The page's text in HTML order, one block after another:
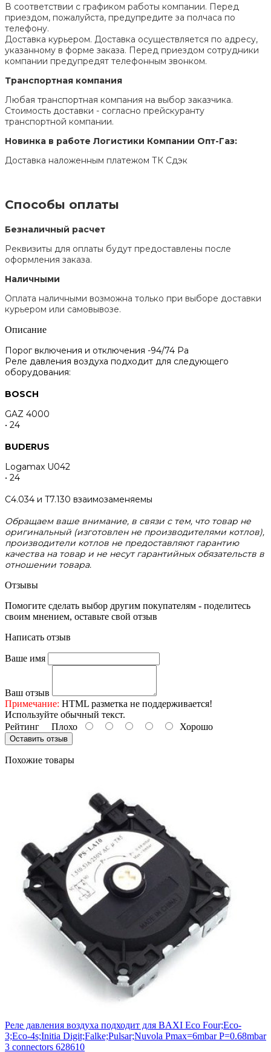
В соответствии с графиком работы компании. Перед
приездом, пожалуйста, предупредите за полчаса по
телефону.
Доставка курьером. Доставка осуществляется по адресу,
указанному в форме заказа. Перед приездом сотрудники
компании предупредят телефонным звонком.
Транспортная компания
Любая транспортная компания на выбор заказчика.
Стоимость доставки - согласно прейскуранту
транспортной компании.
Новинка в работе Логистики Компании Опт-Газ:
Доставка наложенным платежом ТК Сдэк
Способы оплаты
Безналичный расчет
Реквизиты для оплаты будут предоставлены после
оформления заказа.
Наличными
Оплата наличными возможна только при выборе доставки
курьером или самовывозе.
Описание
Порог включения и отключения -94/74 Pa
Реле давления воздуха подходит для следующего
оборудования:
BOSCH
GAZ 4000
• 24
BUDERUS
Logamax U042
• 24
C4.034 и T7.130 взаимозаменяемы
Обращаем ваше внимание, в связи с тем, что товар не
оригинальный (изготовлен не производителями котлов),
производители котлов не предоставляют гарантию
качества на товар и не несут гарантийных обязательств в
отношении товара.
Отзывы
Помогите сделать выбор другим покупателям - поделитесь
своим мнением, оставьте свой отзыв
Написать отзыв
Ваше имя
Ваш отзыв
Примечание: HTML разметка не поддерживается!
Используйте обычный текст.
Рейтинг Плохо Хорошо
Оставить отзыв
Похожие товары
Реле давления воздуха подходит для BAXI Eсо Four;Eco-
3;Eco-4s;Initia Digit;Falke;Pulsar;Nuvola Pmax=6mbar P=0.68mbar
3 connectors 628610